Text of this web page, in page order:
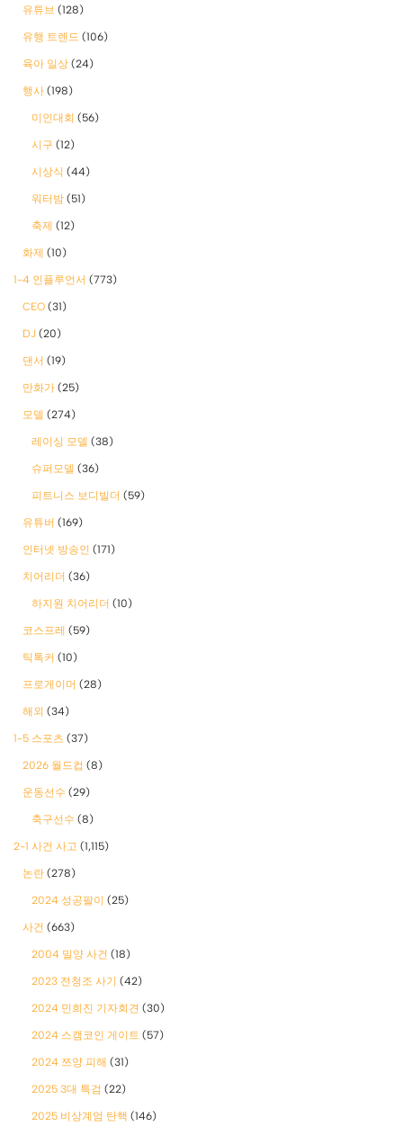
유튜브 (128)
유행 트렌드 (106)
육아 일상 (24)
행사 (198)
미인대회 (56)
시구 (12)
시상식 (44)
워터밤 (51)
축제 (12)
화제 (10)
1-4 인플루언서 (773)
CEO (31)
DJ (20)
댄서 (19)
만화가 (25)
모델 (274)
레이싱 모델 (38)
슈퍼모델 (36)
피트니스 보디빌더 (59)
유튜버 (169)
인터넷 방송인 (171)
치어리더 (36)
하지원 치어리더 (10)
코스프레 (59)
틱톡커 (10)
프로게이머 (28)
해외 (34)
1-5 스포츠 (37)
2026 월드컵 (8)
운동선수 (29)
축구선수 (8)
2-1 사건 사고 (1,115)
논란 (278)
2024 성공팔이 (25)
사건 (663)
2004 밀양 사건 (18)
2023 전청조 사기 (42)
2024 민희진 기자회견 (30)
2024 스캠코인 게이트 (57)
2024 쯔양 피해 (31)
2025 3대 특검 (22)
2025 비상계엄 탄핵 (146)